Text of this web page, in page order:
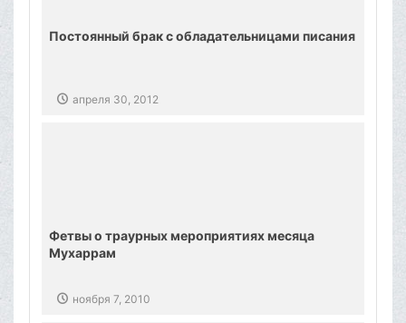
Постоянный брак с обладательницами писания
апреля 30, 2012
Фетвы о траурных мероприятиях месяца
Мухаррам
ноября 7, 2010